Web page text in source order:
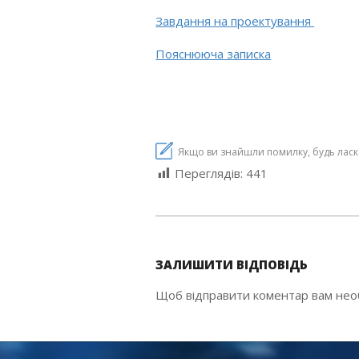
Завдання на проектування
Пояснююча записка
Якщо ви знайшли помилку, будь
Переглядів: 441
28
ЗАЛИШИТИ ВІДПОВІДЬ
Щоб відправити коментар вам